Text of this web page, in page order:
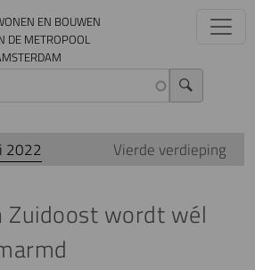
gaan
EN BOUWEN
DE METROPOOL
2022 Vierde verdieping
Zuidoost wordt wél